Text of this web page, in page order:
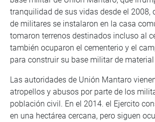
tranquilidad de sus vidas desde el 2008,
de militares se instalaron en la casa
tomaron terrenos destinados incluso al
también ocuparon el cementerio y el
para construir su base militar de
Las autoridades de Unión Mantaro
atropellos y abusos por parte de los
población civil. En el 2014. el Ejercito
en una hectárea cercana, pero siguen